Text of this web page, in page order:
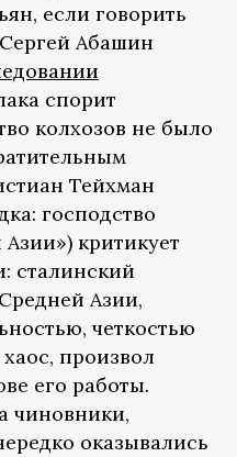
если говорить
Абашин
спорит
колхозов не было
Тейхман
господство
критикует
сталинский
Азии,
четкостью
произвол
его работы.
чиновники,
оказывались